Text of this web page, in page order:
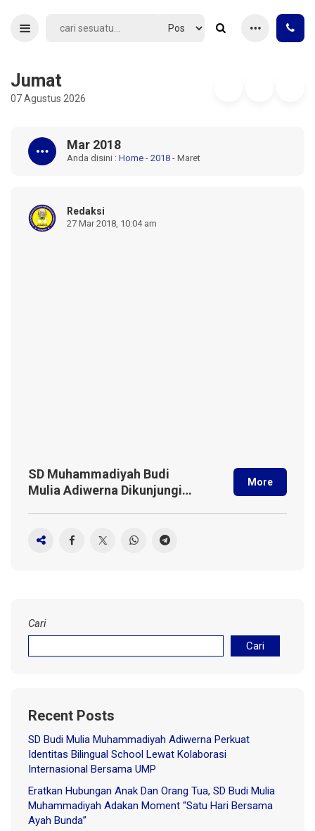
Jumat
07 Agustus 2026
Mar 2018
Anda disini : Home - 2018 - Maret
Redaksi
27 Mar 2018, 10:04 am
SD Muhammadiyah Budi
Mulia Adiwerna Dikunjungi
More
Cari
Cari
Recent Posts
SD Budi Mulia Muhammadiyah Adiwerna Perkuat
Identitas Bilingual School Lewat Kolaborasi
Internasional Bersama UMP
Eratkan Hubungan Anak Dan Orang Tua, SD Budi Mulia
Muhammadiyah Adakan Moment “Satu Hari Bersama
Ayah Bunda”